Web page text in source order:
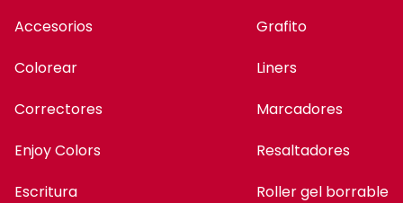
Accesorios
Colorear
Correctores
Enjoy Colors
Escritura
Grafito
Liners
Marcadores
Resaltadores
Roller gel borrable